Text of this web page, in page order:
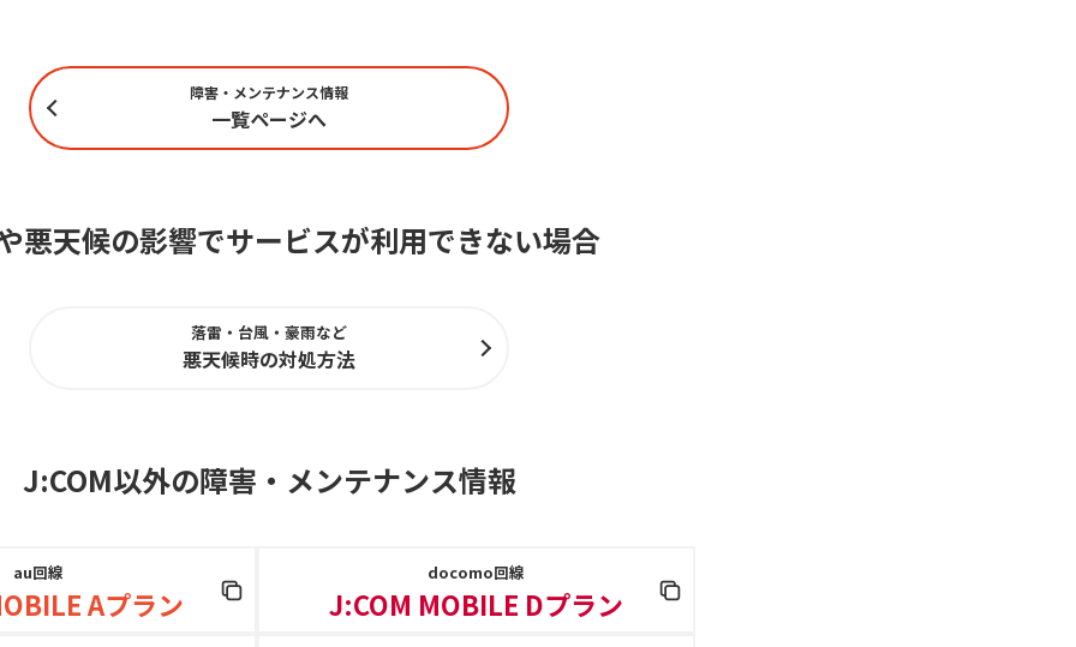
障害・メンテナンス情報
一覧ページへ
悪天候の影響でサービスが利用できない場合
落雷・台風・豪雨など
悪天候時の対処方法
J:COM以外の障害 ・ メンテナンス情報
au回線
Aプラン
docomo回線
J:COM MOBILE Dプラン